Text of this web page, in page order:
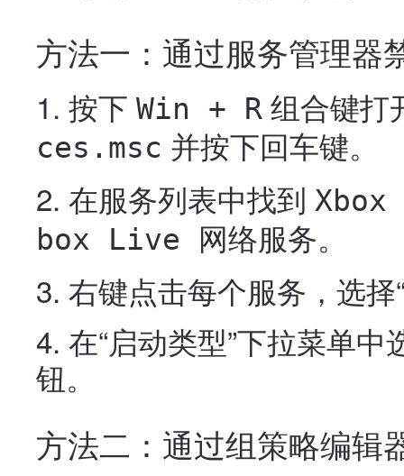
方法一：通过服务管理器
按下 Win + R 组合键打
ces.msc 并按下回车键。
在服务列表中找到 Xbox
box Live 网络服务。
右键点击每个服务，选择
在“启动类型”下拉菜单中
钮。
方法二：通过组策略编辑